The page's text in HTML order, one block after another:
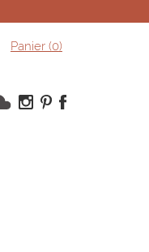
Panier (0)